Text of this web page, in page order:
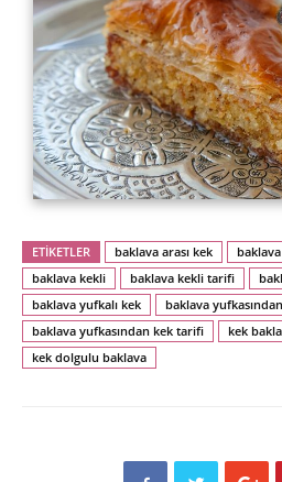
ETİKETLER baklava arası kek
baklava kekli
baklava kekli tarifi
baklava yufkalı kek
baklava
baklava yufkasından kek tarifi
kek
kek dolgulu baklava